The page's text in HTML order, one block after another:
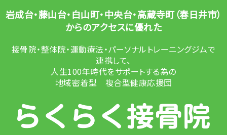
岩成台・藤山台・白山町・中央台・高蔵寺町（春日井市）
からのアクセスに優れた
接骨院・整体院・運動療法・パーソナルトレーニングジムで
連携して、
人生100年時代をサポートする為の
地域密着型 複合型健康応援団